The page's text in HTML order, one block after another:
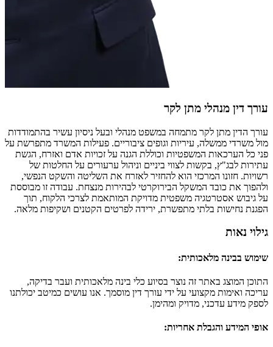
עורך דין מנהלי מתן לקר
עורך הדין מתן לקר מתמחה במשפט מנהלי ובעל ניסיון עשיר בהתמודדות
מול משרדי ממשלה, עיריות וגופים ציבוריים. פעילות המשרד מתפרשת על
פני כל הערכאות המשפטיות וכוללת הגנה על זכויות אדם ואזרח, הגשת
עתירות לבג"ץ, בקשות לצווי ביניים וניהול ערעורים על החלטות של
רשויות. חזונו המרכזי הוא להחזיר לאזרח את השליטה והשקט הנפשי,
ולהפוך את כובד המשקל הבירוקרטי לבהירות מנצחת. עבודה זו מבוססת
על גיבוש אסטרטגיה משפטית מדויקת המותאמת לצרכי הלקוח, תוך
הפגנת נחישות בלתי מתפשרת, ירידה לפרטים הקטנים ושקיפות מלאה.
גילוי נאות
שימוש בבינה מלאכותית:
התוכן המוצג באתר זה נוצר בסיוע כלי בינה מלאכותית ועבר בדיקה,
עריכה ואימות מקצועי על ידי עורך דין מוסמך. אנו עושים כמיטב יכולתנו
לספק מידע עדכני, מדויק ומהימן.
אופי המידע והגבלת אחריות: